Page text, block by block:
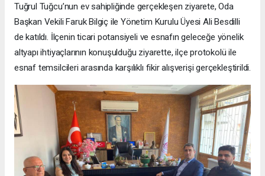
Tuğrul Tuğcu’nun ev sahipliğinde gerçekleşen ziyarete, Oda
Başkan Vekili Faruk Bilgiç ile Yönetim Kurulu Üyesi Ali Besdilli
de katıldı. İlçenin ticari potansiyeli ve esnafın geleceğe yönelik
altyapı ihtiyaçlarının konuşulduğu ziyarette, ilçe protokolü ile
esnaf temsilcileri arasında karşılıklı fikir alışverişi gerçekleştirildi.